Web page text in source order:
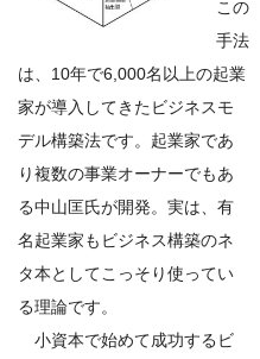
この
手法
は、10年で6,000名以上の起業
家が導入してきたビジネスモ
デル構築法です。起業家であ
り複数の事業オーナーでもあ
る中山匡氏が開発。実は、有
名起業家もビジネス構築のネ
タ本としてこっそり使ってい
る理論です。
小資本で始めて成功するビ